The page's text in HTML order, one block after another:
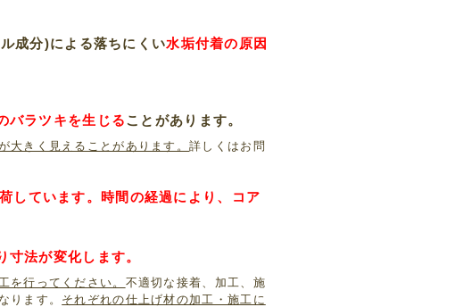
成分)による落ちにくい水垢付着の原因
バラツキを生じることがあります。
大きく見えることがあります。詳しくはお問
しています。時間の経過により、コア
法が変化します。
を行ってください。 不適切な接着、加工、施
ります。 それぞれの仕上げ材の加工・施工に